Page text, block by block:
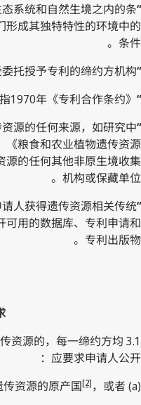
“原生境条件”
系统和自然生境之内的条
形成其独特特性的环境中的
条件。
“主管局”
托授予专利的缔约方机构。
“PCT”
指1970年《专利合作条约》。
“遗传资源的来源”
源的任何来源，如研究中
《粮食和农业植物遗传资源
源的任何其他非原生境收集
机构或保藏单位。
“遗传资源相关传统知识的来源”
人获得遗传资源相关传统
可用的数据库、专利申请和
专利出版物。
传资源的，每一缔约方均
应要求申请人公开：
(a) 遗传资源的原产国
[2]，或者